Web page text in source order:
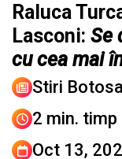
Raluca
Lasconi: Se
cu cea mai
Stiri
2 min.
Oct 13,